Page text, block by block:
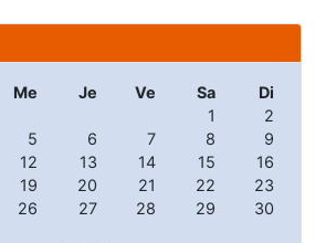
Me Je Ve Sa
Di
1
2
5 6 7 8
9
12 13 14 15
16
19 20 21 22
23
26 27 28 29
30